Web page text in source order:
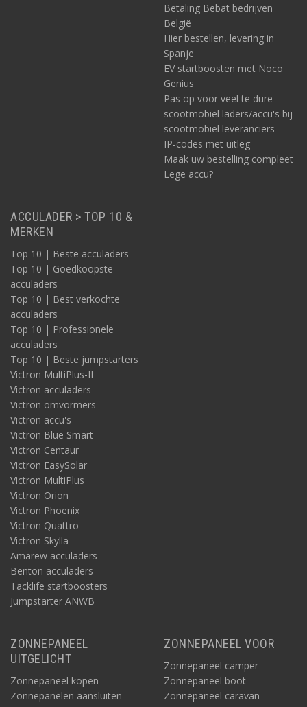
Betaling Bebat bedrijven
België
Hier bestellen, levering in
Spanje
EV startboosten met Noco
Genius
Pas op voor veel te dure
scootmobiel laders/accu's bij
scootmobiel leveranciers
IP-codes met uitleg
Maak uw bestelling compleet
Lege accu?
ACCULADER > TOP 10 &
MERKEN
Top 10 | Beste acculaders
Top 10 | Goedkoopste
acculaders
Top 10 | Best verkochte
acculaders
Top 10 | Professionele
acculaders
Top 10 | Beste jumpstarters
Victron MultiPlus-II
Victron acculaders
Victron omvormers
Victron accu's
Victron Blue Smart
Victron Centaur
Victron EasySolar
Victron MultiPlus
Victron Orion
Victron Phoenix
Victron Quattro
Victron Skylla
Amarew acculaders
Benton acculaders
Tacklife startboosters
Jumpstarter ANWB
ZONNEPANEEL
UITGELICHT
Zonnepaneel kopen
Zonnepanelen aansluiten
ZONNEPANEEL VOOR
Zonnepaneel camper
Zonnepaneel boot
Zonnepaneel caravan